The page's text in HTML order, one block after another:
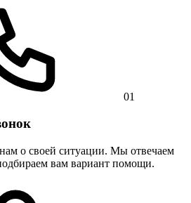
01
о своей ситуации. Мы отвечаем
вам вариант помощи.